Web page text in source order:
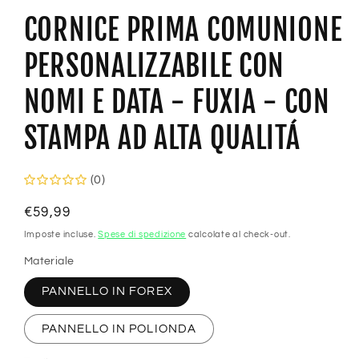
CORNICE PRIMA COMUNIONE
PERSONALIZZABILE CON
NOMI E DATA - FUXIA - CON
STAMPA AD ALTA QUALITÁ
(0)
Prezzo
di
€59,99
Imposte incluse.Spese di spedizione calcolate al check-out.
Materiale
PANNELLO IN FOREX
PANNELLO IN POLIONDA